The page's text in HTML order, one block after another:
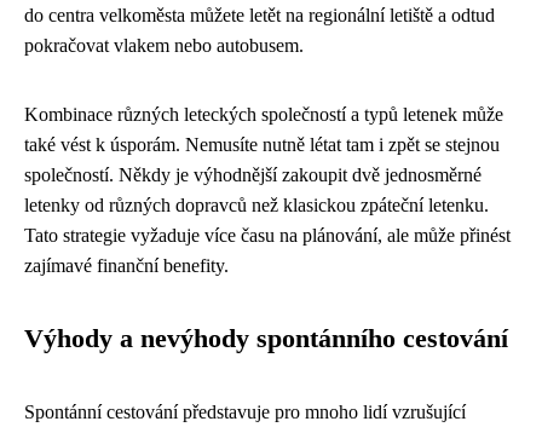
do centra velkoměsta můžete letět na regionální letiště a odtud
pokračovat vlakem nebo autobusem.
Kombinace různých leteckých společností a typů letenek může
také vést k úsporám. Nemusíte nutně létat tam i zpět se stejnou
společností. Někdy je výhodnější zakoupit dvě jednosměrné
letenky od různých dopravců než klasickou zpáteční letenku.
Tato strategie vyžaduje více času na plánování, ale může přinést
zajímavé finanční benefity.
Výhody a nevýhody spontánního cestování
Spontánní cestování představuje pro mnoho lidí vzrušující